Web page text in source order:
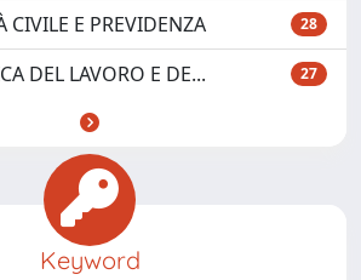
CIVILE E PREVIDENZA 28
DEL LAVORO E DE... 27
Keyword